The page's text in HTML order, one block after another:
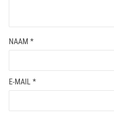
NAAM *
E-MAIL *